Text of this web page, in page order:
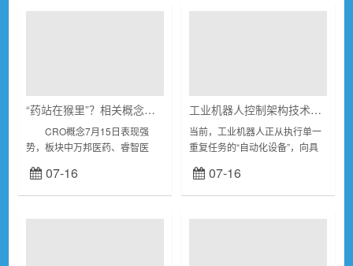
“药站在猴里”？相关概念股梳理
CRO概念7月15日表现强
势，板块中万邦医药、睿智医
药涨停；药明康德、康龙化成、
泰格医药等龙头跟涨。 综合
07-16
工业机器人控制架构技术趋势：RK3576 / RK3588驱控一体异构方案开启新范式
当前，工业机器人正从执行单一
重复任务的“自动化设备”，向具
能化终端”演进。中国工程院王耀
南院士团队在《中国工程科学》
07-16